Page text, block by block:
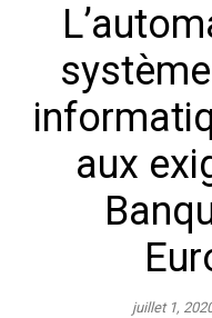
aux
juillet 1,